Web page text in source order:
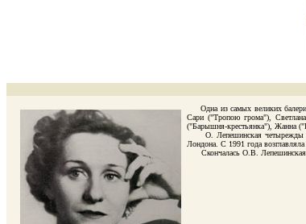
Одна из самых великих
Сари ("Тропою грома"),
("Барышня-крестьянка"), Жанна
О. Лепешинская четырежды
Лондона. С 1991 года
Скончалась О.В. Лепешинская